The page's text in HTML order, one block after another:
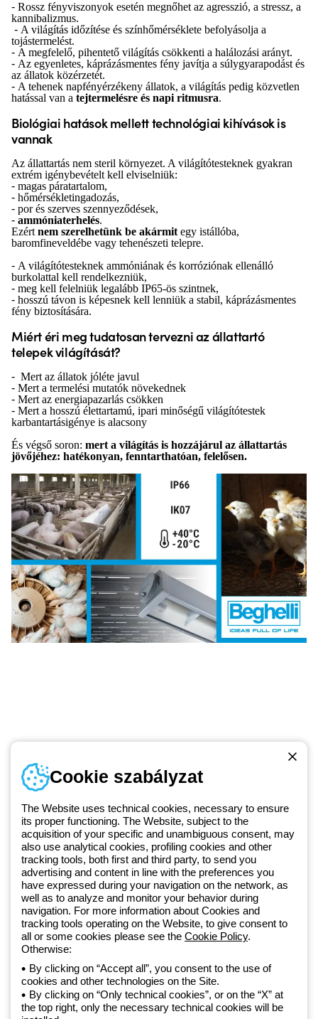
- Rossz fényviszonyok esetén megnőhet az agresszió, a stressz, a
kannibalizmus.
- A világítás időzítése és színhőmérséklete befolyásolja a
tojástermelést.
- A megfelelő, pihentető világítás csökkenti a halálozási arányt.
- Az egyenletes, káprázásmentes fény javítja a súlygyarapodást és
az állatok közérzetét.
- A tehenek napfényérzékeny állatok, a világítás pedig közvetlen
hatással van a tejtermelésre és napi ritmusra.
Biológiai hatások mellett technológiai kihívások is
vannak
Az állattartás nem steril környezet. A világítótesteknek gyakran
extrém igénybevételt kell elviselniük:
- magas páratartalom,
- hőmérsékletingadozás,
- por és szerves szennyeződések,
- ammóniaterhelés.
Ezért nem szerelhetünk be akármit egy istállóba,
baromfineveldébe vagy tehenészeti telepre.
- A világítótesteknek ammóniának és korróziónak ellenálló
burkolattal kell rendelkezniük,
- meg kell felelniük legalább IP65-ös szintnek,
- hosszú távon is képesnek kell lenniük a stabil, káprázásmentes
fény biztosítására.
Miért éri meg tudatosan tervezni az állattartó
telepek világítását?
- Mert az állatok jóléte javul
- Mert a termelési mutatók növekednek
- Mert az energiapazarlás csökken
- Mert a hosszú élettartamú, ipari minőségű világítótestek
karbantartásigénye is alacsony
És végső soron: mert a világítás is hozzájárul az állattartás
jövőjéhez: hatékonyan, fenntarthatóan, felelősen.
Since 2025, Beghelli has been part of the GEWISS Group, within the
GEWISS LightZone ecosystem, where we develop integrated
lighting solutions that transform complexity into simplicity, supporting
professionals and end users in meeting their needs. Discover more
about GEWISS
Telefonszám
Hétfőtől-péntekig: 8.00-16.30
1 951 3194
Adatvédelmi szabályzat
Cookie szabályzat
Általános szerződési feltételek
Cookie szabályzat
The Website uses technical cookies, necessary to ensure
its proper functioning. The Website, subject to the
acquisition of your specific and unambiguous consent, may
also use analytical cookies, profiling cookies and other
tracking tools, both first and third party, to send you
advertising and content in line with the preferences you
have expressed during your navigation on the network, as
well as to analyze and monitor your behavior during
navigation. For more information about Cookies and
tracking tools operating on the Website, to give consent to
all or some cookies please see the Cookie Policy.
Otherwise:
By clicking on “Accept all”, you consent to the use of
cookies and other technologies on the Site.
By clicking on “Only technical cookies”, or on the “X” at
the top right, only the necessary technical cookies will be